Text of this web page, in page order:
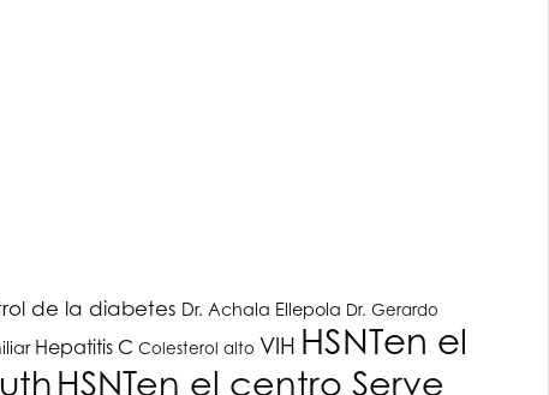
de la diabetes Dr. Achala Ellepola Dr. Gerardo
Hepatitis C Colesterol alto VIH HSNTen el
HSNTen el centro Serve